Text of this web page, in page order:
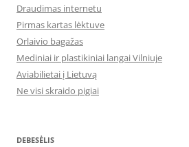
Draudimas internetu
Pirmas kartas lėktuve
Orlaivio bagažas
Mediniai ir plastikiniai langai Vilniuje
Aviabilietai į Lietuvą
Ne visi skraido pigiai
DEBESĖLIS